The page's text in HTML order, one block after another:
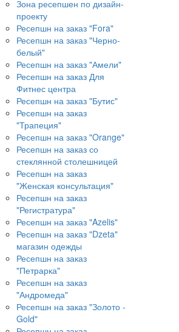
Зона ресепшен по дизайн-
проекту
Ресепшн на заказ "Fora"
Ресепшн на заказ "Черно-
белый"
Ресепшн на заказ "Амели"
Ресепшн на заказ Для
Фитнес центра
Ресепшн на заказ "Бутис"
Ресепшн на заказ
"Трапеция"
Ресепшн на заказ "Orange"
Ресепшн на заказ со
стеклянной столешницей
Ресепшн на заказ
"Женская консультация"
Ресепшн на заказ
"Регистратура"
Ресепшн на заказ "Azelis"
Ресепшн на заказ "Dzeta"
магазин одежды
Ресепшн на заказ
"Петрарка"
Ресепшн на заказ
"Андромеда"
Ресепшн на заказ "Золото -
Gold"